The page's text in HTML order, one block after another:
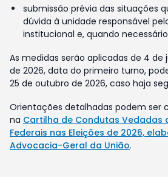
submissão prévia das situações
dúvida à unidade responsável
institucional e, quando
As medidas serão aplicadas de 4 de
de 2026, data do primeiro turno,
25 de outubro de 2026, caso haja
Orientações detalhadas podem ser
na Cartilha de Condutas Vedadas
Federais nas Eleições de 2026,
Advocacia-Geral da União.